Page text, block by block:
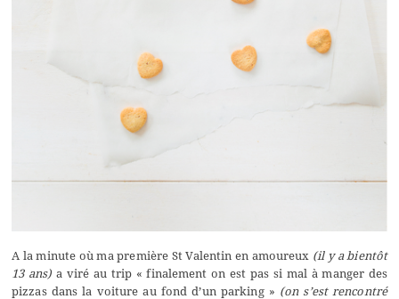
A la minute où ma première St Valentin en amoureux (il y a bientôt
13 ans) a viré au trip « finalement on est pas si mal à manger des
pizzas dans la voiture au fond d’un parking » (on s’est rencontré